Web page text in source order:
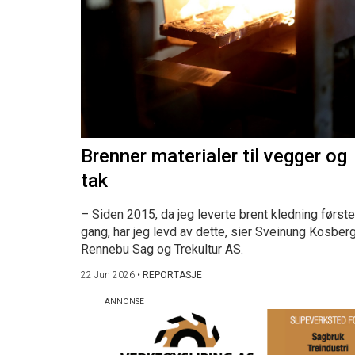
Brenner materialer til vegger og
tak
– Siden 2015, da jeg leverte brent kledning første
gang, har jeg levd av dette, sier Sveinung
Rennebu Sag og Trekultur AS.
22 Jun 2026 • REPORTASJE